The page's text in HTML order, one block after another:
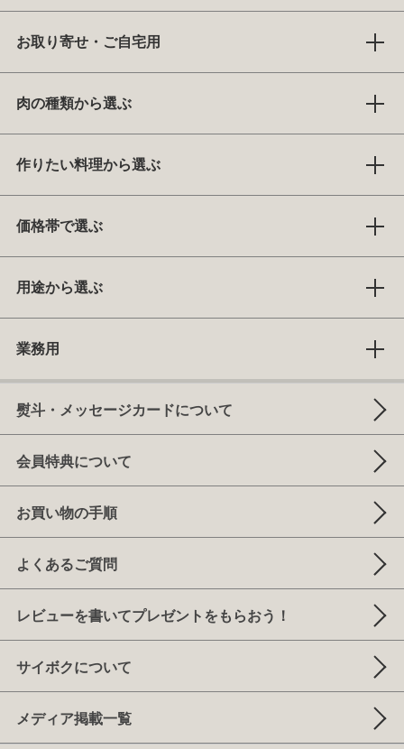
お取り寄せ・ご自宅用
肉の種類から選ぶ
作りたい料理から選ぶ
価格帯で選ぶ
用途から選ぶ
業務用
熨斗・メッセージカードについて
会員特典について
お買い物の手順
よくあるご質問
レビューを書いてプレゼントをもらおう！
サイボクについて
メディア掲載一覧